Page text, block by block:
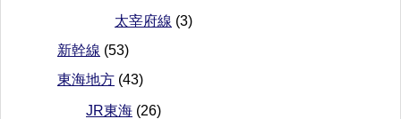
太宰府線 (3)
新幹線 (53)
東海地方 (43)
JR東海 (26)